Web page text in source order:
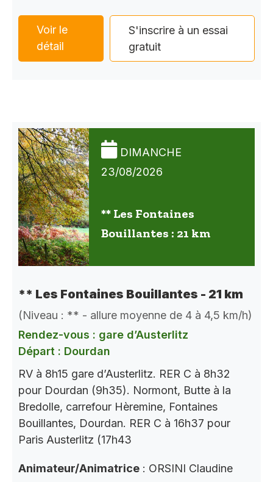
Voir le
détail
S'inscrire à un essai
gratuit
DIMANCHE
23/08/2026
** Les Fontaines
Bouillantes : 21 km
** Les Fontaines Bouillantes - 21 km
(Niveau : ** - allure moyenne de 4 à 4,5 km/h)
Rendez-vous : gare d’Austerlitz
Départ : Dourdan
RV à 8h15 gare d’Austerlitz. RER C à 8h32
pour Dourdan (9h35). Normont, Butte à la
Bredolle, carrefour Hèremine, Fontaines
Bouillantes, Dourdan. RER C à 16h37 pour
Paris Austerlitz (17h43
Animateur/Animatrice : ORSINI Claudine